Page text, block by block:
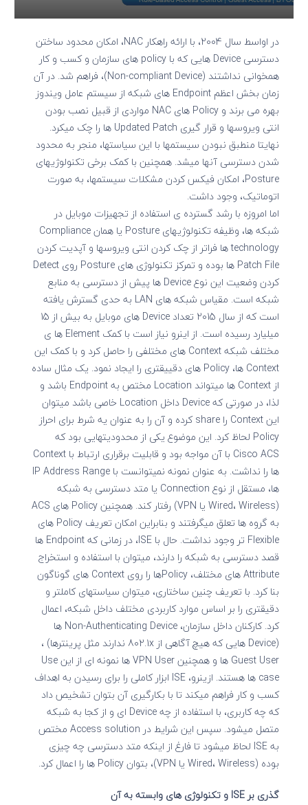
در اواسط سال 2004، با ارائه راهکار NAC، امکان محدود ساختن
دسترسی Device هایی که با policy های سازمان و کسب و کار
همخوانی نداشتند (Non-compliant Device)، فراهم شد. در آن
زمان بخش اعظم Endpoint های شبکه از سیستم عامل ویندوز
بهره می برند و Policy های NAC مواردی از قبیل نصب بودن
انتی ویروسها و قرار گیری Updated Patch ها را چک میکرد.
نهایتا منطبق نبودن سیستمها با این سیاستها، منجر به محدود
شدن دسترسی آنها میشد. همچنین با کمک برخی تکنولوژیهای
Posture، امکان فیکس کردن مشکلات سیستمها، به صورت
اتوماتیک، وجود داشت.
اما امروزه با رشد گسترده ی استفاده از تجهیزات موبایل در
شبکه ها، وظیفه تکنولوژیهای Posture یا همان Compliance
technology ها فراتر از چک کردن انتی ویروسها و آپدیت کردن
Patch File ها بوده و تمرکز تکنولوژی های Posture روی Detect
کردن وضعیت این نوع Device ها پیش از دسترسی به منابع
شبکه است. مقیاس شبکه های LAN به حدی گسترش یافته
است که از سال 2015 تعداد Device های موبایل به بیش از 15
میلیارد رسیده است. از اینرو نیاز است با کمک Element ها ی
مختلف شبکه Context های مختلفی را حاصل کرد و با کمک این
Context ها، Policy های دقییقتری را ایجاد نمود. یک مثال ساده
از Context ها میتواند Location مختص به Endpoint باشد و
لذا، در صورتی که Device داخل Location خاصی باشد میتوان
این Context را share کرده و آن را به عنوان یه شرط برای احراز
Policy لحاظ کرد. این موضوع یکی از محدودیتهایی بود که
Cisco ACS با آن مواجه بود و قابلیت برقراری ارتباط با Context
ها را نداشت. به عنوان نمونه نمیتوانست با IP Address Range
ها، مستقل از نوع Connection یا متد دسترسی به شبکه
(Wired، Wireless یا VPN) رفتار کند. همچنین Policy های ACS
به گروه ها تعلق میگرفتند و بنابراین امکان تعریف Policy های
Flexible تر وجود نداشت. حال با ISE، در زمانی که Endpoint ها
قصد دسترسی به شبکه را دارند، میتوان با استفاده و استخراج
Attribute های مختلف، Policyها را روی Context های گوناگون
بنا کرد. با تعریف چنین ساختاری، میتوان سیاستهای کاملتر و
دقیقتری را بر اساس موارد کاربردی مختلف داخل شبکه، اعمال
کرد. کارکنان داخل سازمان، Non-Authenticating Device ها
(Device هایی که هیچ آگاهی از 802.1x ندارند مثل پرینترها) ،
Guest User ها و همچنین VPN User ها نمونه ای از این Use
case ها هستند. ازینرو، ISE ابزار کاملی را برای رسیدن به اهداف
کسب و کار فراهم میکند تا با بکارگیری آن بتوان تشخیص داد
که چه کاربری، با استفاده از چه Device ای و از کجا به شبکه
متصل میشود. سپس این شرایط در Access solution مختص
به ISE لحاظ میشود تا فارغ از اینکه متد دسترسی چه چیزی
بوده (Wired، Wireless یا VPN)، بتوان Policy ها را اعمال کرد.
گذری بر ISE و تکنولوژی های وابسته به آن